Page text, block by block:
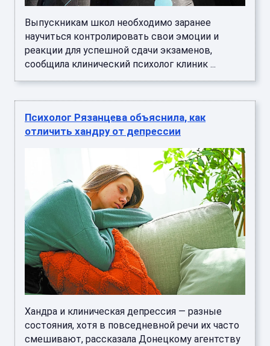
Выпускникам школ необходимо заранее
научиться контролировать свои эмоции и
реакции для успешной сдачи экзаменов,
сообщила клинический психолог клиник ...
Психолог Рязанцева объяснила, как
отличить хандру от депрессии
Хандра и клиническая депрессия — разные
состояния, хотя в повседневной речи их часто
смешивают, рассказала Донецкому агентству